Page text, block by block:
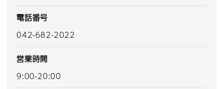
電話番号
042-682-2022
営業時間
9:00-20:00